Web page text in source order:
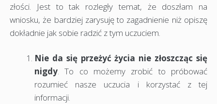
złości. Jest to tak rozległy temat, że doszłam na
wniosku, że bardziej zarysuję to zagadnienie niż opiszę
dokładnie jak sobie radzić z tym uczuciem.
Nie da się przeżyć życia nie złoszcząc się
nigdy. To co możemy zrobić to próbować
rozumieć nasze uczucia i korzystać z tej
informacji.